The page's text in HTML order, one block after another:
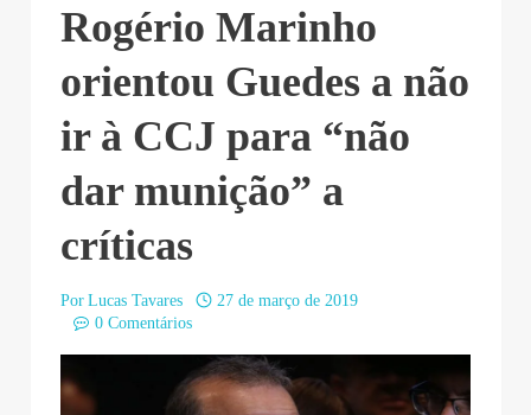
Rogério Marinho
orientou Guedes a não
ir à CCJ para “não
dar munição” a
críticas
Por Lucas Tavares
27 de março de 2019
0 Comentários